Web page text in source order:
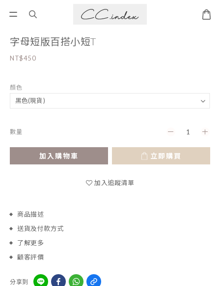
字母短版百搭小短T
NT$450
顏色
數量
加入購物車 立即購買
加入追蹤清單
商品描述
送貨及付款方式
了解更多
顧客評價
分享到